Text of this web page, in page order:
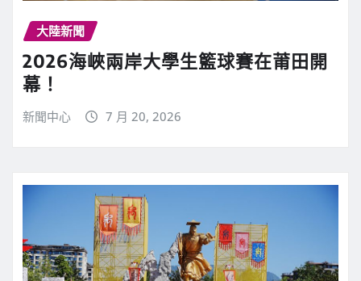
大陸新聞
2026海峽兩岸大學生籃球賽在莆田開
幕！
新聞中心 7 月 20, 2026